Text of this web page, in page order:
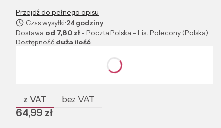
Przejdź do pełnego opisu
Czas wysyłki:24 godziny
Dostawa od 7,80 zł- Poczta Polska - List Polecony (Polska)
Dostępność:duża ilość
Poszczególne warianty mogą różnić się ceną
z VAT bez VAT
Cena
64,99 zł